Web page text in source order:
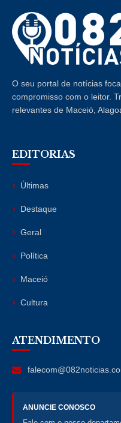
O seu portal de notícias
compromisso com o leitor.
relevantes de Maceió,
EDITORIAS
Últimas
Destaque
Geral
Política
Maceió
Cultura
ATENDIMENTO
ANUNCIE CONOSCO